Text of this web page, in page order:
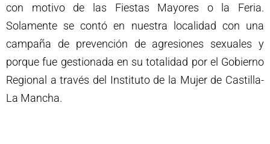
con motivo de las Fiestas Mayores o la Feria.
Solamente se contó en nuestra localidad con una
campaña de prevención de agresiones sexuales y
porque fue gestionada en su totalidad por el Gobierno
Regional a través del Instituto de la Mujer de Castilla-
La Mancha.